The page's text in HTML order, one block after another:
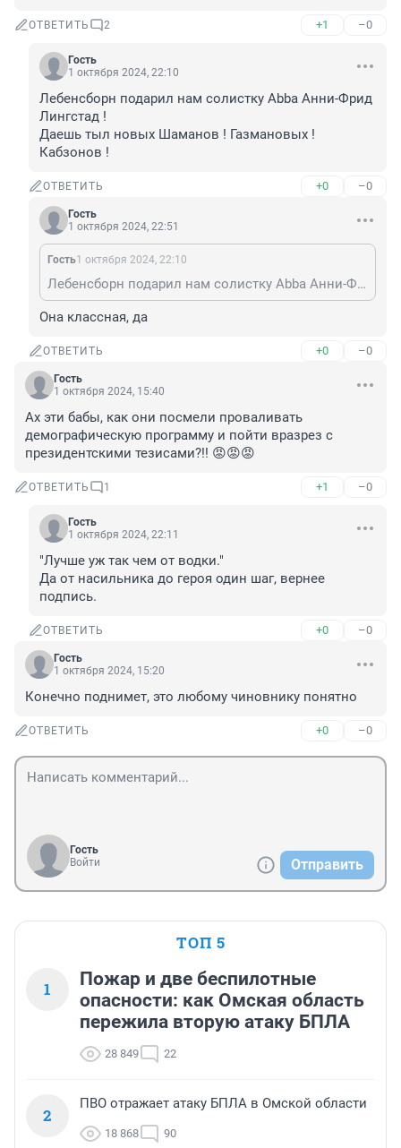
ОТВЕТИТЬ 2 +1 –0
Гость
1 октября 2024, 22:10
Лебенсборн подарил нам солистку Abba Анни-Фрид
Лингстад !
Даешь тыл новых Шаманов ! Газмановых !
Кабзонов !
ОТВЕТИТЬ +0 –0
Гость
1 октября 2024, 22:51
Гость1 октября 2024, 22:10
Лебенсборн подарил нам солистку Abba Анни-Фрид Лингстад ! Даешь тыл новых Шаманов ! Газмановых ! Кабзонов !
Она классная, да
ОТВЕТИТЬ +0 –0
Гость
1 октября 2024, 15:40
Ах эти бабы, как они посмели проваливать
демографическую программу и пойти вразрез с
президентскими тезисами?!! 😡😡😡
ОТВЕТИТЬ 1 +1 –0
Гость
1 октября 2024, 22:11
"Лучше уж так чем от водки."
Да от насильника до героя один шаг, вернее
подпись.
ОТВЕТИТЬ +0 –0
Гость
1 октября 2024, 15:20
Конечно поднимет, это любому чиновнику понятно
ОТВЕТИТЬ +0 –0
Гость
Войти
Отправить
ТОП 5
1
Пожар и две беспилотные
опасности: как Омская область
пережила вторую атаку БПЛА
28 849 22
2
ПВО отражает атаку БПЛА в Омской области
18 868 90